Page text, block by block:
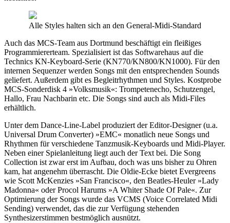
Alle Styles halten sich an den General-Midi-Standard
Auch das MCS-Team aus Dortmund beschäftigt ein fleißiges
Programmiererteam. Spezialisiert ist das Softwarehaus auf die
Technics KN-Keyboard-Serie (KN770/KN800/KN1000). Für den
internen Sequenzer werden Songs mit den entsprechenden Sounds
geliefert. Außerdem gibt es Begleitrhythmen und Styles. Kostprobe
MCS-Sonderdisk 4 »Volksmusik«: Trompetenecho, Schutzengel,
Hallo, Frau Nachbarin etc. Die Songs sind auch als Midi-Files
erhältlich.
Unter dem Dance-Line-Label produziert der Editor-Designer (u.a.
Universal Drum Converter) »EMC« monatlich neue Songs und
Rhythmen für verschiedene Tanzmusik-Keyboards und Midi-Player.
Neben einer Spielanleitung liegt auch der Text bei. Die Song
Collection ist zwar erst im Aufbau, doch was uns bisher zu Ohren
kam, hat angenehm überrascht. Die Oldie-Ecke bietet Evergreens
wie Scott McKenzies »San Francisco«, den Beatles-Heuler »Lady
Madonna« oder Procol Harums »A Whiter Shade Of Pale«. Zur
Optimierung der Songs wurde das VCMS (Voice Correlated Midi
Sending) verwendet, das die zur Verfügung stehenden
Synthesizerstimmen bestmöglich ausnützt.